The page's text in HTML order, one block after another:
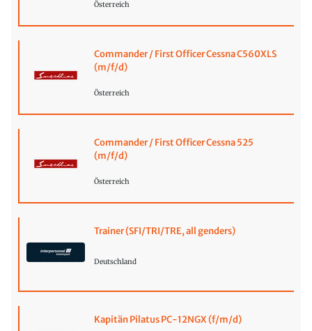
Österreich
Commander / First Officer Cessna C560XLS
(m/f/d)
Österreich
Commander / First Officer Cessna 525
(m/f/d)
Österreich
Trainer (SFI/TRI/TRE, all genders)
Deutschland
Kapitän Pilatus PC-12NGX (f/m/d)